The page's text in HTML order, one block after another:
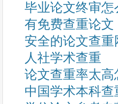
毕业论文终审怎
有免费查重论
安全的论文查重
人社学术查重
论文查重率太高
中国学术本科查